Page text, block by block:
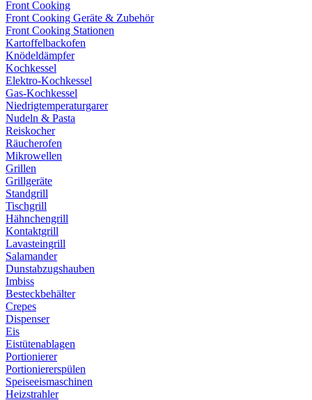
Front Cooking
Front Cooking Geräte & Zubehör
Front Cooking Stationen
Kartoffelbackofen
Knödeldämpfer
Kochkessel
Elektro-Kochkessel
Gas-Kochkessel
Niedrigtemperaturgarer
Nudeln & Pasta
Reiskocher
Räucherofen
Mikrowellen
Grillen
Grillgeräte
Standgrill
Tischgrill
Hähnchengrill
Kontaktgrill
Lavasteingrill
Salamander
Dunstabzugshauben
Imbiss
Besteckbehälter
Crepes
Dispenser
Eis
Eistütenablagen
Portionierer
Portioniererspülen
Speiseeismaschinen
Heizstrahler